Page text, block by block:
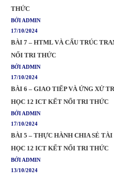
THỨC
BỞI ADMIN
17/10/2024
BÀI 7 – HTML VÀ CẤU TRÚC
NỐI TRI THỨC
BỞI ADMIN
17/10/2024
BÀI 6 – GIAO TIẾP VÀ ỨNG XỬ
HỌC 12 ICT KẾT NỐI TRI THỨC
BỞI ADMIN
17/10/2024
BÀI 5 – THỰC HÀNH CHIA SẺ
HỌC 12 ICT KẾT NỐI TRI THỨC
BỞI ADMIN
13/10/2024